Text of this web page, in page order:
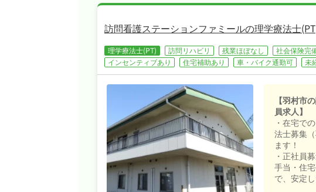
訪問看護ステーションファミールの理学療法士
理学療法士(PT) 訪問リハビリ 残業ほぼなし 社会保険完
インセンティブあり
住宅補助あり 車・バイク通勤可 未
【羽村市
員求人】
・在宅で
法士募集
ます！
・正社員
手当・住
で、安定